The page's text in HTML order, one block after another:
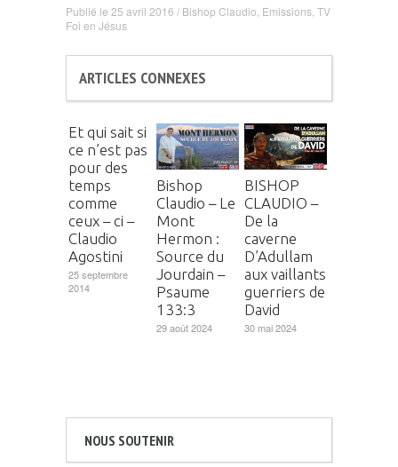
Publié le 25 avril 2016 / Bishop Claudio Emissions TV
Foi en Jésus
ARTICLES CONNEXES
Et qui sait si
ce n’est pas
pour des
temps
comme
ceux – ci –
Claudio
Agostini
25 septembre
2014
Bishop
Claudio – Le
Mont
Hermon :
Source du
Jourdain –
Psaume
133:3
29 août 2024
BISHOP
CLAUDIO –
De la
caverne
D’Adullam
aux vaillants
guerriers de
David
30 mai 2024
NOUS SOUTENIR